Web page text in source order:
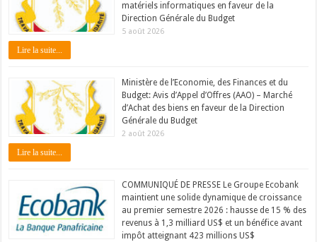
matériels informatiques en faveur de la
Direction Générale du Budget
5 août 2026
Lire la suite...
Ministère de l’Economie, des Finances et du
Budget: Avis d’Appel d’Offres (AAO) – Marché
d’Achat des biens en faveur de la Direction
Générale du Budget
2 août 2026
Lire la suite...
COMMUNIQUÉ DE PRESSE Le Groupe Ecobank
maintient une solide dynamique de croissance
au premier semestre 2026 : hausse de 15 % des
revenus à 1,3 milliard US$ et un bénéfice avant
impôt atteignant 423 millions US$